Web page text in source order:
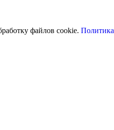
файлов cookie.